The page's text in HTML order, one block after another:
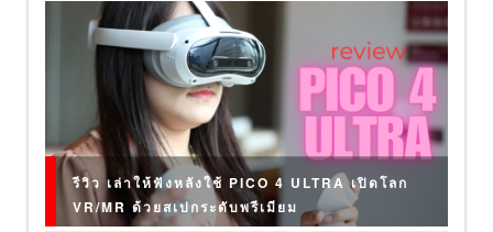
รีวิว เล่าให้ฟังหลังใช้ PICO 4 ULTRA เปิดโลก
VR/MR ด้วยสเปกระดับพรีเมียม